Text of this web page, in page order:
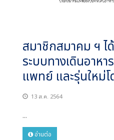
สมาชิกสมาคม ฯ ไ
ระบบทางเดินอาห
แพทย์ และรุ่นใหม่
13 ส.ค. 2564
...
อ่านต่อ